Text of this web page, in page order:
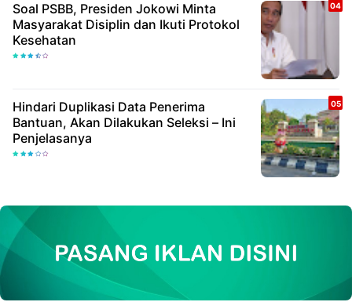
Soal PSBB, Presiden Jokowi Minta
Masyarakat Disiplin dan Ikuti Protokol
Kesehatan
Hindari Duplikasi Data Penerima
Bantuan, Akan Dilakukan Seleksi – Ini
Penjelasanya